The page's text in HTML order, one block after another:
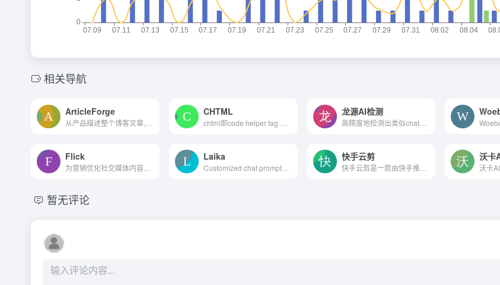
相关导航
ArticleForge CHTML 龙源AI检测
高精度地检测出类似chatgpt等AI写作工具生成的文本和内容,出具详细的AI检测报告
Flick Laika
Customized chat prompts for...
快手云剪 沃卡
暂无评论